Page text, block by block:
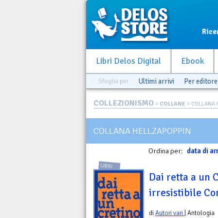
Libri Delos Digital Ebook
Sfoglia per Ultimi arrivi Per editore
COLLEZIONISMO > COLLANE > COLLANA
COLLANA HELLZAPOPPIN
Ordina per: data di
LIBRI
Dai retta a un
irresistibile
diAutori vari | Antologia